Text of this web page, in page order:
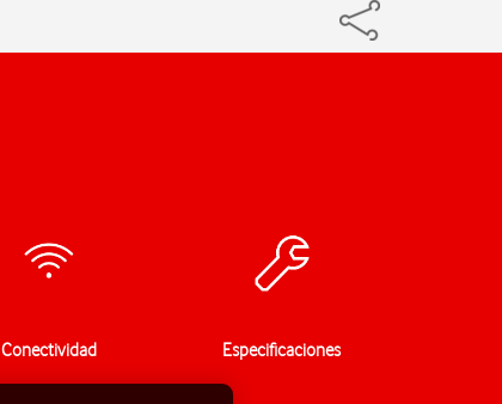
Conectividad Especificaciones